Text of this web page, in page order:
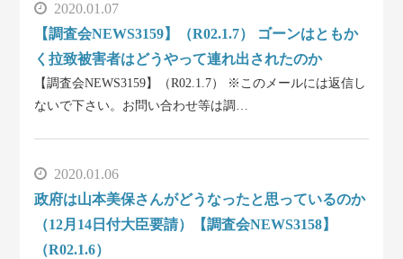
2020.01.07
【調査会NEWS3159】（R02.1.7） ゴーンはともか
く拉致被害者はどうやって連れ出されたのか
【調査会NEWS3159】（R02.1.7） ※このメールには返信し
ないで下さい。お問い合わせ等は調…
2020.01.06
政府は山本美保さんがどうなったと思っているのか
（12月14日付大臣要請）【調査会NEWS3158】
（R02.1.6）